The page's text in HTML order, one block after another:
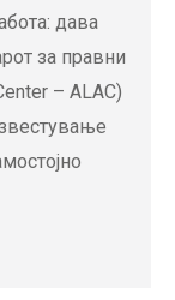
дава
за правни
– ALAC)